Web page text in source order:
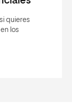
quieres
los